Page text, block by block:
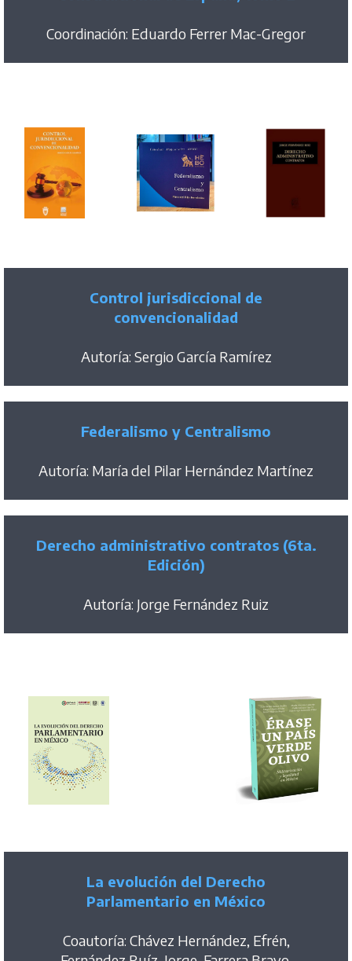
Coordinación: Eduardo Ferrer Mac-Gregor
Control jurisdiccional de
convencionalidad
Autoría: Sergio García Ramírez
Federalismo y Centralismo
Autoría: María del Pilar Hernández Martínez
Derecho administrativo contratos (6ta.
Edición)
Autoría: Jorge Fernández Ruiz
La evolución del Derecho
Parlamentario en México
Coautoría: Chávez Hernández, Efrén,